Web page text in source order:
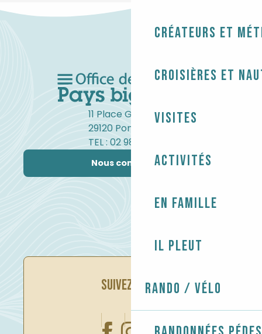
Créateurs et
Croisières et
Visites
Activités
En famille
Il pleut
Rando / Vélo
11 Place Gambetta
29120 Pont-l'Abbé
TEL : 02 98 82 37 99
Nous contacter
SUIVEZ-NOUS